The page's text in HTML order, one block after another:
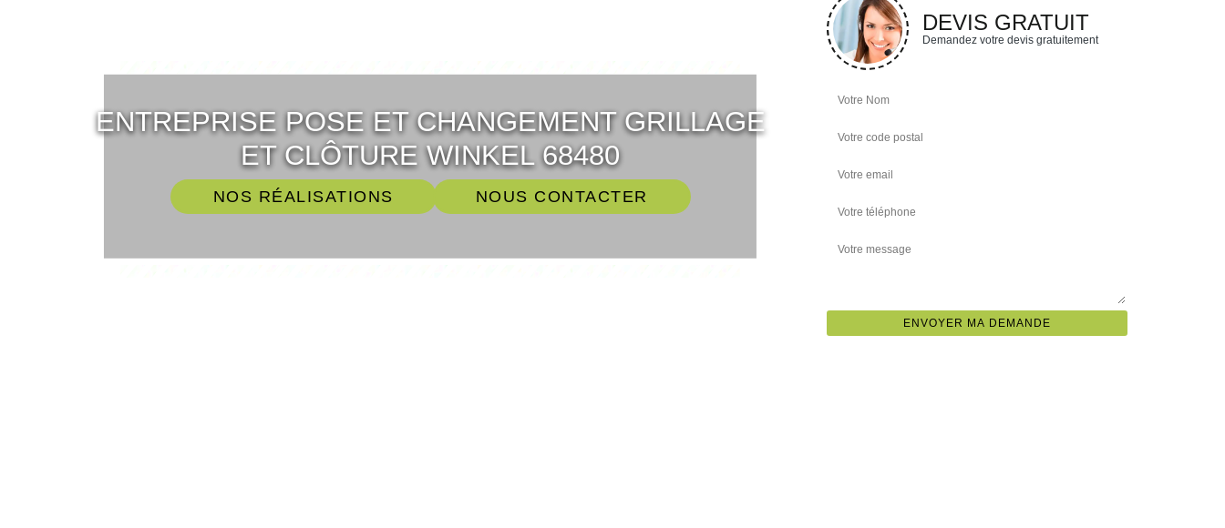
ENTREPRISE POSE ET CHANGEMENT GRILLAGE
ET CLÔTURE WINKEL 68480
NOS RÉALISATIONS NOUS CONTACTER
DEVIS GRATUIT
Demandez votre devis gratuitement